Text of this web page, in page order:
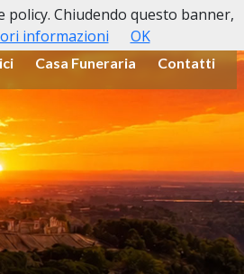
Casa Funeraria Contatti
Chiudendo questo banner,
informazioni OK